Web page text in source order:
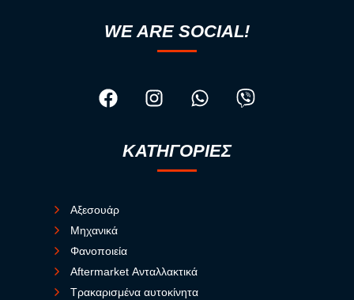
WE ARE SOCIAL!
ΚΑΤΗΓΟΡΙΕΣ
Αξεσουάρ
Μηχανικά
Φανοποιεία
Aftermarket Ανταλλακτικά
Τρακαρισμένα αυτοκίνητα